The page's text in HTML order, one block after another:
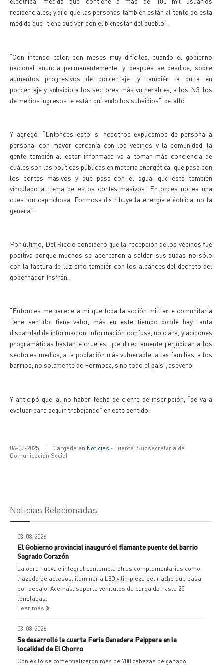
residenciales; y dijo que las personas también están al tanto de esta
medida que “tiene que ver con el bienestar del pueblo”.
“Con intenso calor, con meses muy difíciles, cuando el gobierno
nacional anuncia permanentemente, y después se desdice, sobre
aumentos progresivos de porcentaje; y también la quita en
porcentaje y subsidio a los sectores más vulnerables, a los N3, los
de medios ingresos le están quitando los subsidios”, detalló.
Y agregó: “Entonces esto, si nosotros explicamos de persona a
persona, con mayor cercanía con los vecinos y la comunidad, la
gente también al estar informada va a tomar más conciencia de
cuáles son las políticas públicas en materia energética, qué pasa con
los cortes masivos y qué pasa con el agua, que está también
vinculado al tema de estos cortes masivos. Entonces no es una
cuestión caprichosa, Formosa distribuye la energía eléctrica, no la
genera”.
Por último, Del Riccio consideró que la recepción de los vecinos fue
positiva porque muchos se acercaron a saldar sus dudas no sólo
con la factura de luz sino también con los alcances del decreto del
gobernador Insfrán.
“Entonces me parece a mí que toda la acción militante comunitaria
tiene sentido, tiene valor, más en este tiempo donde hay tanta
disparidad de información, información confusa, no clara, y acciones
programáticas bastante crueles, que directamente perjudican a los
sectores medios, a la población más vulnerable, a las familias, a los
barrios, no solamente de Formosa, sino todo el país”, aseveró.
Y anticipó que, al no haber fecha de cierre de inscripción, “se va a
evaluar para seguir trabajando” en este sentido.
06-02-2025 | Cargada en Noticias - Fuente: Subsecretaría de
Comunicación Social
Noticias Relacionadas
03-08-2026
El Gobierno provincial inauguró el flamante puente del barrio
Sagrado Corazón
La obra nueva e integral contempla otras complementarias como
trazado de accesos, iluminaria LED y limpieza del riacho que pasa
por debajo. Además, soporta vehículos de carga de hasta 25
toneladas.
Leer más
03-08-2026
Se desarrolló la cuarta Feria Ganadera Paippera en la
localidad de El Chorro
Con éxito se comercializaron más de 700 cabezas de ganado.